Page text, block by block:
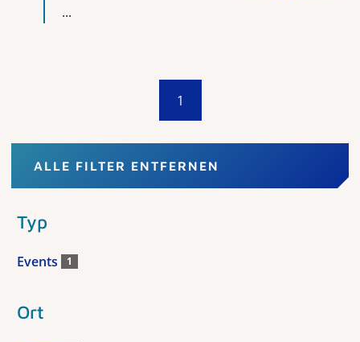
...
1
ALLE FILTER ENTFERNEN
Typ
Events 1
Ort